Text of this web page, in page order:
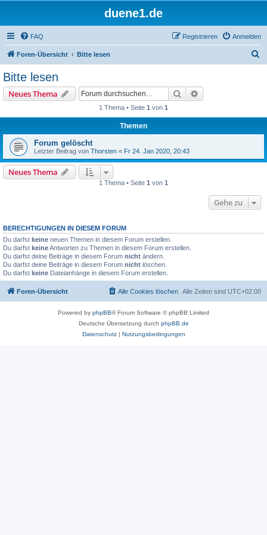
duene1.de
FAQ Anmelden
Registrieren
Foren-Übersicht Bitte lesen
Bitte lesen
Neues Thema Suche
1 Thema • Seite 1 von 1
Themen
Forum gelöscht
Letzter Beitrag von Thorsten « Fr 24. Jan 2020, 20:43
Neues Thema
1 Thema • Seite 1 von 1
Gehe zu
BERECHTIGUNGEN IN DIESEM FORUM
Du darfst keine neuen Themen in diesem Forum erstellen.
Du darfst keineAntworten zu Themen in diesem Forum erstellen.
Du darfst deine Beiträge in diesem Forum nicht ändern.
Du darfst deine Beiträge in diesem Forum nicht löschen.
Du darfst keine Dateianhänge in diesem Forum erstellen.
Foren-Übersicht Alle Zeiten sind UTC+02:00
Alle Cookies löschen
Powered by phpBB® Forum Software © phpBB Limited
Deutsche Übersetzung durch phpBB.de
Datenschutz| Nutzungsbedingungen